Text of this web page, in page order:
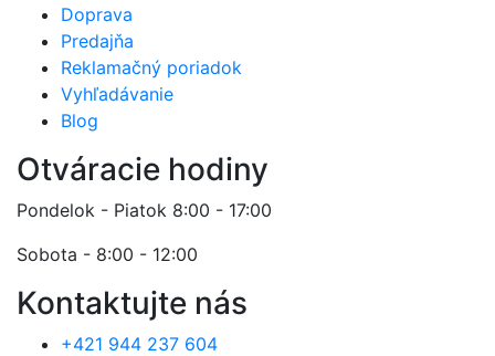
Doprava
Predajňa
Reklamačný poriadok
Vyhľadávanie
Blog
Otváracie hodiny
Pondelok - Piatok 8:00 - 17:00
Sobota - 8:00 - 12:00
Kontaktujte nás
+421 944 237 604